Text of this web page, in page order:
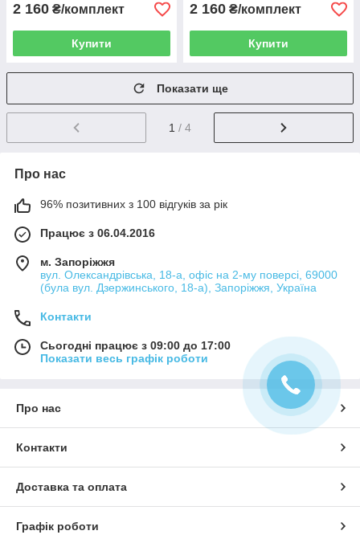
2 160 ₴/комплект
Купити
2 160 ₴/комплект
Купити
Показати ще
1 / 4
Про нас
96% позитивних з 100 відгуків за рік
Працює з 06.04.2016
м. Запоріжжя
вул. Олександрівська, 18-а, офіс на 2-му поверсі, 69000
(була вул. Дзержинського, 18-а), Запоріжжя, Україна
Контакти
Сьогодні працює з 09:00 до 17:00
Показати весь графік роботи
Про нас
Контакти
Доставка та оплата
Графік роботи